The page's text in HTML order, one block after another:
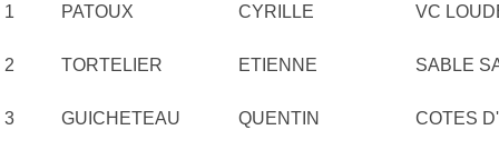
1 PATOUX CYRILLE VC
2 TORTELIER ETIENNE SABLE
3 GUICHETEAU QUENTIN COTES